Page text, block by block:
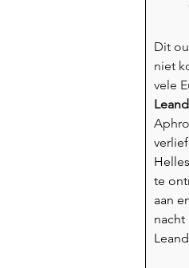
Dit
niet
vele
te
aan